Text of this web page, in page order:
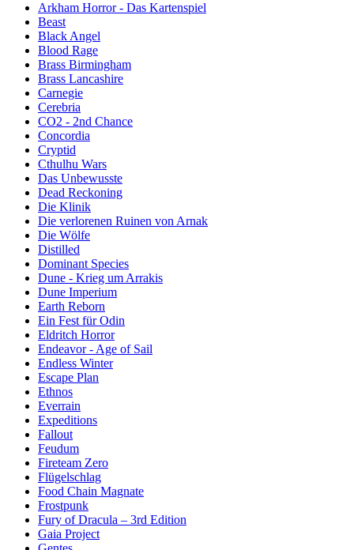
Arkham Horror - Das Kartenspiel
Beast
Black Angel
Blood Rage
Brass Birmingham
Brass Lancashire
Carnegie
Cerebria
CO2 - 2nd Chance
Concordia
Cryptid
Cthulhu Wars
Das Unbewusste
Dead Reckoning
Die Klinik
Die verlorenen Ruinen von Arnak
Die Wölfe
Distilled
Dominant Species
Dune - Krieg um Arrakis
Dune Imperium
Earth Reborn
Ein Fest für Odin
Eldritch Horror
Endeavor - Age of Sail
Endless Winter
Escape Plan
Ethnos
Everrain
Expeditions
Fallout
Feudum
Fireteam Zero
Flügelschlag
Food Chain Magnate
Frostpunk
Fury of Dracula – 3rd Edition
Gaia Project